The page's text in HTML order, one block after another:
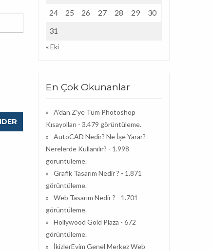
24 25 26 27 28 29
30
31
« Eki
En Çok Okunanlar
A’dan Z’ye Tüm Photoshop
Kısayolları - 3.479 görüntüleme.
AutoCAD Nedir? Ne İşe Yarar?
Nerelerde Kullanılır? - 1.998
görüntüleme.
Grafik Tasarım Nedir ? - 1.871
görüntüleme.
Web Tasarım Nedir ? - 1.701
görüntüleme.
Hollywood Gold Plaza - 672
görüntüleme.
İkizlerEvim Genel Merkez Web